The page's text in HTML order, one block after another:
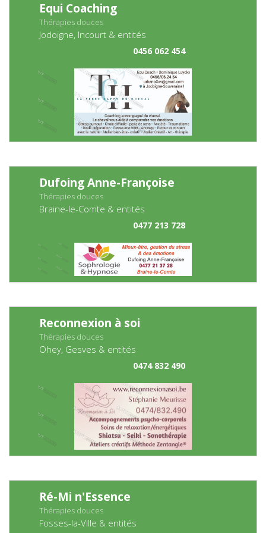
Equi Coaching
Thérapies douces
Jodoigne, Incourt & entités
0456 062 454
Dufoing Anne-Françoise
Thérapies douces
Braine-le-Comte & entités
0477 213 728
Reconnexion à soi
Thérapies douces
Ohey, Gesves & entités
0474 832 490
Ré-Mi n'Essence
Thérapies douces
Fosses-la-Ville & entités